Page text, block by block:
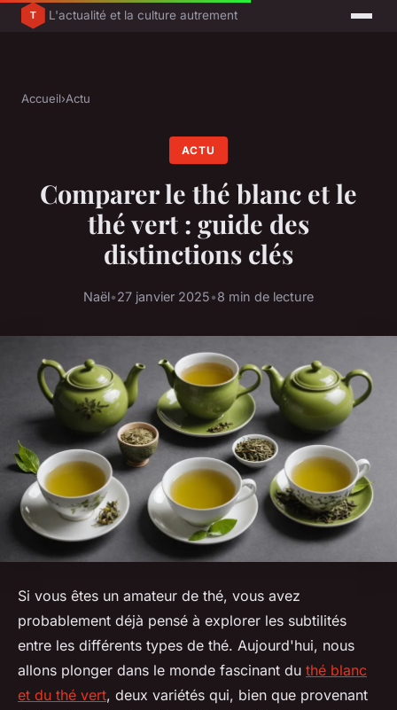
L'actualité et la culture autrement
Accueil›Actu
ACTU
Comparer le thé blanc et le
thé vert : guide des
distinctions clés
Naël•27 janvier 2025•8 min de lecture
Si vous êtes un amateur de thé, vous avez
probablement déjà pensé à explorer les subtilités
entre les différents types de thé. Aujourd'hui, nous
allons plonger dans le monde fascinant du thé blanc
et du thé vert, deux variétés qui, bien que provenant